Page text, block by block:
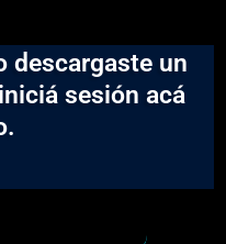
descargaste un
sesión acá